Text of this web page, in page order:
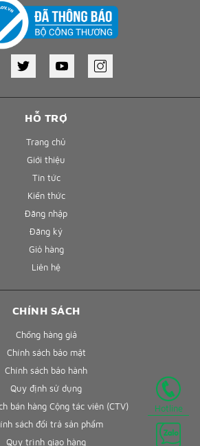
Hotline
HỖ TRỢ
Trang chủ
Giới thiệu
Tin tức
Kiến thức
Đăng nhập
Đăng ký
Giỏ hàng
Liên hệ
CHÍNH SÁCH
Chống hàng giả
Chính sách bảo mật
Chính sách bảo hành
Quy định sử dụng
bán hàng Cộng tác viên (CTV)
sách đổi trả sản phẩm
Quy trình giao hàng